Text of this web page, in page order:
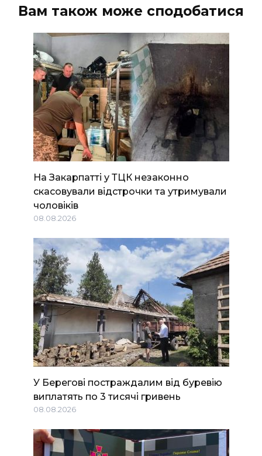
Вам також може сподобатися
На Закарпатті у ТЦК незаконно
скасовували відстрочки та утримували
чоловіків
08.08.2026
У Берегові постраждалим від буревію
виплатять по 3 тисячі гривень
08.08.2026